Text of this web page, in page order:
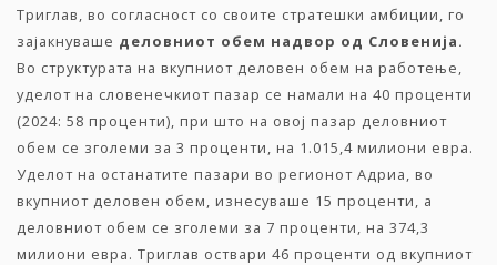
Триглав, во согласност со своите стратешки амбиции, го
зајакнуваше деловниот обем надвор од Словенија.
Во структурата на вкупниот деловен обем на работење,
уделот на словенечкиот пазар се намали на 40 проценти
(2024: 58 проценти), при што на овој пазар деловниот
обем се зголеми за 3 проценти, на 1.015,4 милиони евра.
Уделот на останатите пазари во регионот Адриа, во
вкупниот деловен обем, изнесуваше 15 проценти, а
деловниот обем се зголеми за 7 проценти, на 374,3
милиони евра. Триглав оствари 46 проценти од вкупниот